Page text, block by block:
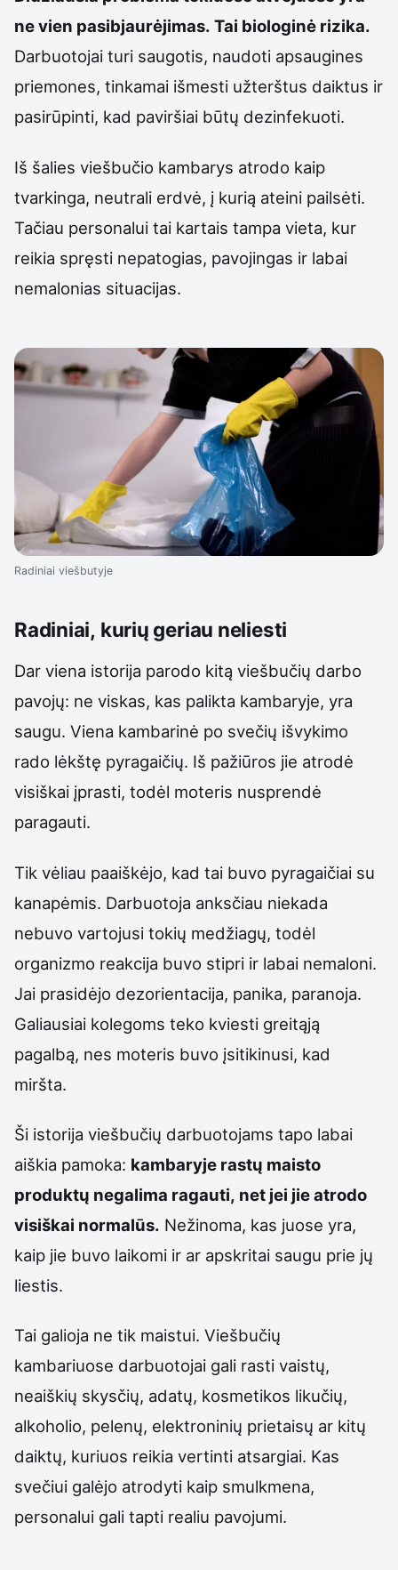
ne vien pasibjaurėjimas. Tai biologinė rizika.
Darbuotojai turi saugotis, naudoti apsaugines
priemones, tinkamai išmesti užterštus daiktus ir
pasirūpinti, kad paviršiai būtų dezinfekuoti.
Iš šalies viešbučio kambarys atrodo kaip
tvarkinga, neutrali erdvė, į kurią ateini pailsėti.
Tačiau personalui tai kartais tampa vieta, kur
reikia spręsti nepatogias, pavojingas ir labai
nemalonias situacijas.
Radiniai viešbutyje
Radiniai, kurių geriau neliesti
Dar viena istorija parodo kitą viešbučių darbo
pavojų: ne viskas, kas palikta kambaryje, yra
saugu. Viena kambarinė po svečių išvykimo
rado lėkštę pyragaičių. Iš pažiūros jie atrodė
visiškai įprasti, todėl moteris nusprendė
paragauti.
Tik vėliau paaiškėjo, kad tai buvo pyragaičiai su
kanapėmis. Darbuotoja anksčiau niekada
nebuvo vartojusi tokių medžiagų, todėl
organizmo reakcija buvo stipri ir labai nemaloni.
Jai prasidėjo dezorientacija, panika, paranoja.
Galiausiai kolegoms teko kviesti greitąją
pagalbą, nes moteris buvo įsitikinusi, kad
miršta.
Ši istorija viešbučių darbuotojams tapo labai
aiškia pamoka: kambaryje rastų maisto
produktų negalima ragauti, net jei jie atrodo
visiškai normalūs. Nežinoma, kas juose yra,
kaip jie buvo laikomi ir ar apskritai saugu prie jų
liestis.
Tai galioja ne tik maistui. Viešbučių
kambariuose darbuotojai gali rasti vaistų,
neaiškių skysčių, adatų, kosmetikos likučių,
alkoholio, pelenų, elektroninių prietaisų ar kitų
daiktų, kuriuos reikia vertinti atsargiai. Kas
svečiui galėjo atrodyti kaip smulkmena,
personalui gali tapti realiu pavojumi.